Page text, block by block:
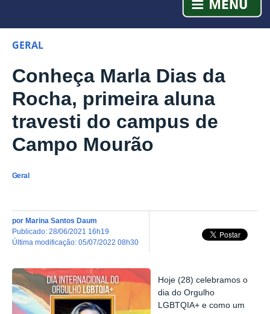
GERAL
Conheça Marla Dias da
Rocha, primeira aluna
travesti do campus de
Campo Mourão
Geral
por Marina Santos Daum
publicado: 28/06/2021 16h19
última modificação: 05/07/2022 08h30
Hoje (28) celebramos o
dia do Orgulho
LGBTQIA+ e como um